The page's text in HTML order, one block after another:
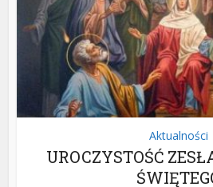
Aktualności
UROCZYSTOŚĆ